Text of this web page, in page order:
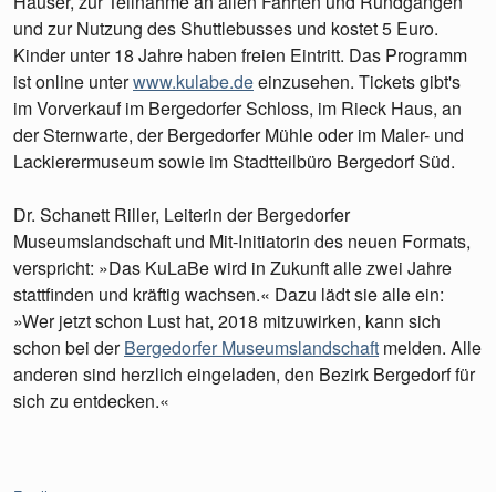
und zur Nutzung des Shuttlebusses und kostet 5 Euro.
Kinder unter 18 Jahre haben freien Eintritt. Das Programm
ist online unterwww.kulabe.deeinzusehen. Tickets gibt's
im Vorverkauf im Bergedorfer Schloss, im Rieck Haus, an
der Sternwarte, der Bergedorfer Mühle oder im Maler- und
Lackierermuseum sowie im Stadtteilbüro Bergedorf Süd.
Dr. Schanett Riller, Leiterin der Bergedorfer
Museumslandschaft und Mit-Initiatorin des neuen Formats,
verspricht: »Das KuLaBe wird in Zukunft alle zwei Jahre
stattfinden und kräftig wachsen.« Dazu lädt sie alle ein:
»Wer jetzt schon Lust hat, 2018 mitzuwirken, kann sich
schon bei derBergedorfer Museumslandschaft melden. Alle
anderen sind herzlich eingeladen, den Bezirk Bergedorf für
sich zu entdecken.«